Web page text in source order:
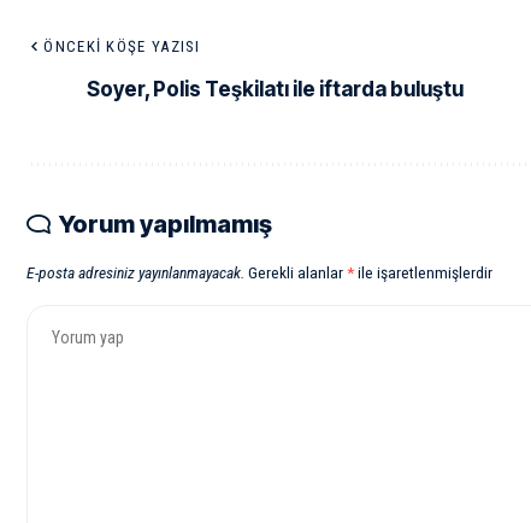
ÖNCEKI KÖŞE YAZISI
Soyer, Polis Teşkilatı ile iftarda buluştu
Yorum yapılmamış
E-posta adresiniz yayınlanmayacak. Gerekli alanlar*ile işaretlenmişlerdir